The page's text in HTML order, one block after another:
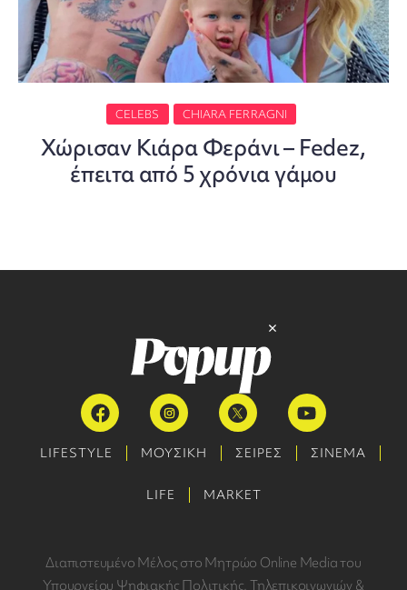
CELEBS CHIARA FERRAGNI
Χώρισαν Κιάρα Φεράνι – Fedez,
έπειτα από 5 χρόνια γάμου
LIFESTYLE ΜΟΥΣΙΚΗ ΣΕΙΡΕΣ ΣΙΝΕΜΑ
LIFE MARKET
Διαπιστευμένο Μέλος στο Μητρώο Online Media του
Υπουργείου Ψηφιακής Πολιτικής, Τηλεπικοινωνιών &